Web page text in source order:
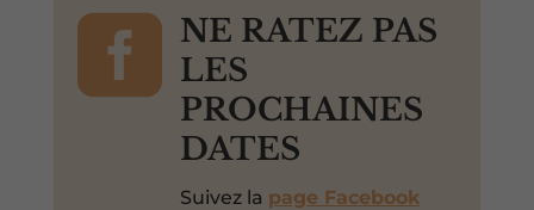

NE RATEZ PAS
LES
PROCHAINES
DATES
Suivez la page Facebook